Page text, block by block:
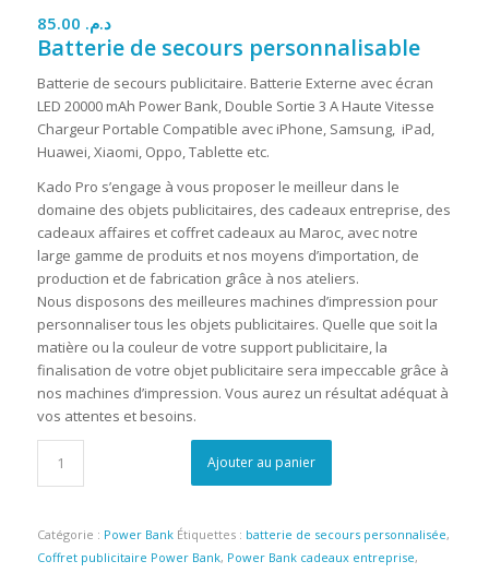
د.م.
Batterie de secours personnalisable
Batterie de secours publicitaire. Batterie Externe avec écran
LED 20000 mAh Power Bank, Double Sortie 3 A Haute Vitesse
Chargeur Portable Compatible avec iPhone, Samsung, iPad,
Huawei, Xiaomi, Oppo, Tablette etc.
Kado Pro s’engage à vous proposer le meilleur dans le
domaine des objets publicitaires, des cadeaux entreprise, des
cadeaux affaires et coffret cadeaux au Maroc, avec notre
large gamme de produits et nos moyens d’importation, de
production et de fabrication grâce à nos ateliers.
Nous disposons des meilleures machines d’impression pour
personnaliser tous les objets publicitaires. Quelle que soit la
matière ou la couleur de votre support publicitaire, la
finalisation de votre objet publicitaire sera impeccable grâce à
nos machines d’impression. Vous aurez un résultat adéquat à
vos attentes et besoins.
Ajouter au panier
Catégorie : Power Bank Étiquettes : batterie de secours personnalisée,
Coffret publicitaire Power Bank, Power Bank cadeaux entreprise,